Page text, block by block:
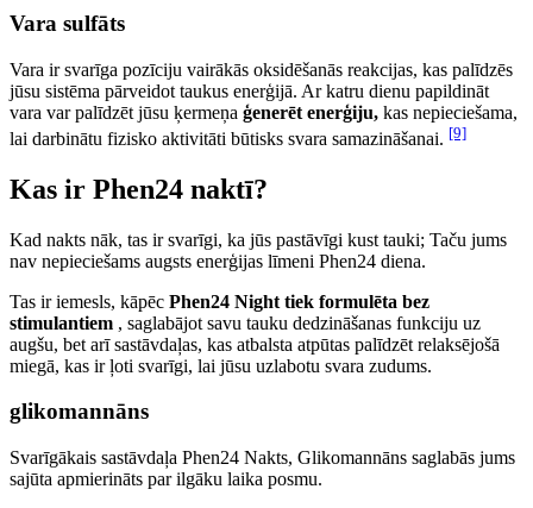
Vara sulfāts
Vara ir svarīga pozīciju vairākās oksidēšanās reakcijas, kas palīdzēs
jūsu sistēma pārveidot taukus enerģijā. Ar katru dienu papildināt
vara var palīdzēt jūsu ķermeņa ģenerēt enerģiju, kas nepieciešama,
lai darbinātu fizisko aktivitāti būtisks svara samazināšanai. [9]
Kas ir Phen24 naktī?
Kad nakts nāk, tas ir svarīgi, ka jūs pastāvīgi kust tauki; Taču jums
nav nepieciešams augsts enerģijas līmeni Phen24 diena.
Tas ir iemesls, kāpēc Phen24 Night tiek formulēta bez
stimulantiem , saglabājot savu tauku dedzināšanas funkciju uz
augšu, bet arī sastāvdaļas, kas atbalsta atpūtas palīdzēt relaksējošā
miegā, kas ir ļoti svarīgi, lai jūsu uzlabotu svara zudums.
glikomannāns
Svarīgākais sastāvdaļa Phen24 Nakts, Glikomannāns saglabās jums
sajūta apmierināts par ilgāku laika posmu.